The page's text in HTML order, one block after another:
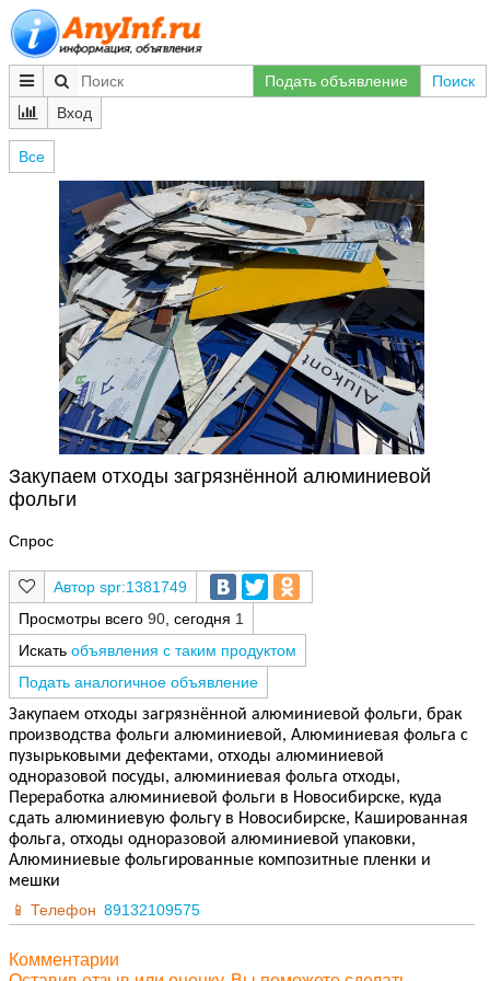
Подать объявление
Поиск
Вход
Все
Закупаем отходы загрязнённой алюминиевой
фольги
Спрос
spr:1381749
Просмотры всего 90 , сегодня 1
Искать объявления с таким продуктом
Подать аналогичное объявление
Закупаем отходы загрязнённой алюминиевой фольги, брак
производства фольги алюминиевой, Алюминиевая фольга с
пузырьковыми дефектами, отходы алюминиевой
одноразовой посуды, алюминиевая фольга отходы,
Переработка алюминиевой фольги в Новосибирске, куда
сдать алюминиевую фольгу в Новосибирске, Кашированная
фольга, отходы одноразовой алюминиевой упаковки,
Алюминиевые фольгированные композитные пленки и
мешки
Телефон 89132109575
Комментарии